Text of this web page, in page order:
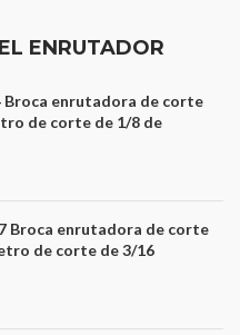
ENRUTADOR
Broca enrutadora de corte
de corte de 1/8 de
Broca enrutadora de corte
de corte de 3/16